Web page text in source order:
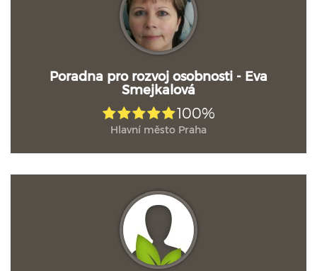
Poradna pro rozvoj osobnosti - Eva
Smejkalová
100%
Hlavní město Praha